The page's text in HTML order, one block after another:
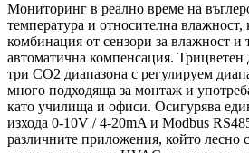
Мониторинг в реално време на
температура и относителна влажност,
комбинация от сензори за влажност и
автоматична компенсация. Трицветен
три CO2 диапазона с регулируем
много подходяща за монтаж и
като училища и офиси. Осигурява
изхода 0-10V / 4-20mA и Modbus
различните приложения, който лесно